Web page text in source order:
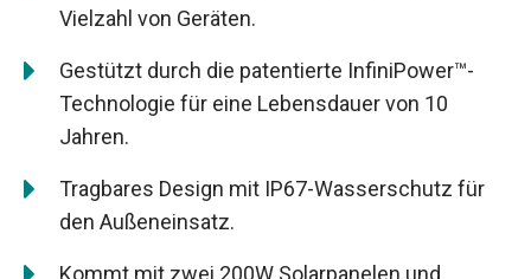
Vielzahl von Geräten.
Gestützt durch die patentierte InfiniPower™-
Technologie für eine Lebensdauer von 10
Jahren.
Tragbares Design mit IP67-Wasserschutz für
den Außeneinsatz.